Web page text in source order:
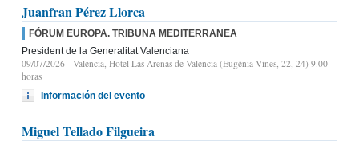
Juanfran Pérez Llorca
FÓRUM EUROPA. TRIBUNA MEDITERRANEA
President de la Generalitat Valenciana
09/07/2026 - Valencia, Hotel Las Arenas de Valencia (Eugènia Viñes, 22, 24) 9.00
horas
Información del evento
Miguel Tellado Filgueira